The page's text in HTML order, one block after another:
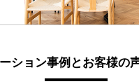
ション事例とお客様の